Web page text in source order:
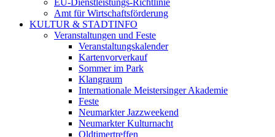
EU-Dienstleistungs-Richtlinie
Amt für Wirtschaftsförderung
KULTUR & STADTINFO
Veranstaltungen und Feste
Veranstaltungskalender
Kartenvorverkauf
Sommer im Park
Klangraum
Internationale Meistersinger Akademie
Feste
Neumarkter Jazzweekend
Neumarkter Kulturnacht
Oldtimertreffen